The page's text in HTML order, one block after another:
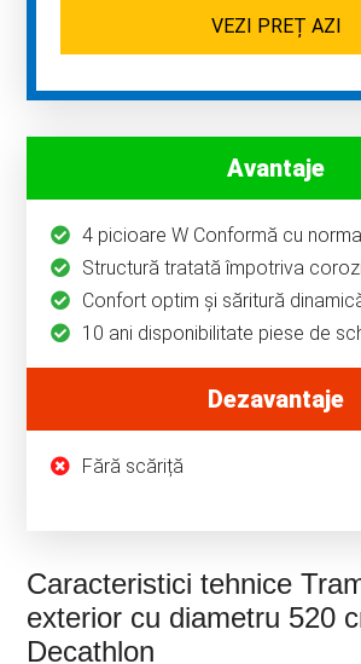
VEZI PREȚ AZI
Avantaje
4 picioare W Conformă cu
Structură tratată împotriva
Confort optim și săritură
10 ani disponibilitate piese de
Dezavantaje
Fără scăriță
Caracteristici tehnice
exterior cu diametru 520
Decathlon